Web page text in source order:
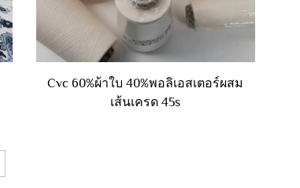
Cvc 60%ผ้าใบ 40%พอลิเอสเตอร์ผสม
เส้นเครด 45s